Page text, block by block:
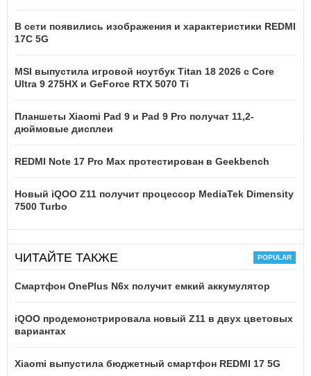
В сети появились изображения и характеристики REDMI
17C 5G
MSI выпустила игровой ноутбук Titan 18 2026 с Core
Ultra 9 275HX и GeForce RTX 5070 Ti
Планшеты Xiaomi Pad 9 и Pad 9 Pro получат 11,2-
дюймовые дисплеи
REDMI Note 17 Pro Max протестирован в Geekbench
Новый iQOO Z11 получит процессор MediaTek Dimensity
7500 Turbo
ЧИТАЙТЕ ТАКЖЕ
Смартфон OnePlus N6x получит емкий аккумулятор
iQOO продемонстрировала новый Z11 в двух цветовых
вариантах
Xiaomi выпустила бюджетный смартфон REDMI 17 5G